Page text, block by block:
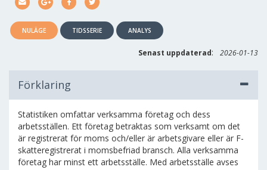
NULÄGE TIDSSERIE ANALYS
Senast uppdaterad: 2026-01-13
Förklaring
Statistiken omfattar verksamma företag och dess
arbetsställen. Ett företag betraktas som verksamt om det
är registrerat för moms och/eller är arbetsgivare eller är F-
skatteregistrerat i momsbefriad bransch. Alla verksamma
företag har minst ett arbetsställe. Med arbetsställe avses